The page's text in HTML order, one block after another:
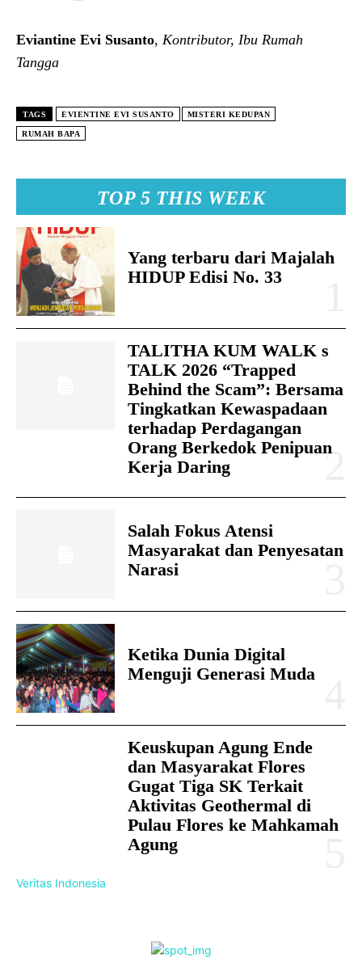
TOP 5 THIS WEEK
Yang terbaru dari Majalah
HIDUP Edisi No. 33
TALITHA KUM WALK s
TALK 2026 “Trapped
Behind the Scam”: Bersama
Tingkatkan Kewaspadaan
terhadap Perdagangan
Orang Berkedok Penipuan
Kerja Daring
Salah Fokus Atensi
Masyarakat dan Penyesatan
Narasi
Ketika Dunia Digital
Menguji Generasi Muda
Keuskupan Agung Ende
dan Masyarakat Flores
Gugat Tiga SK Terkait
Aktivitas Geothermal di
Pulau Flores ke Mahkamah
Agung
Veritas Indonesia
Eviantine Evi Susanto, Kontributor, Ibu Rumah
Tangga
TAGS EVIENTINE EVI SUSANTO MISTERI KEDUPAN
RUMAH BAPA